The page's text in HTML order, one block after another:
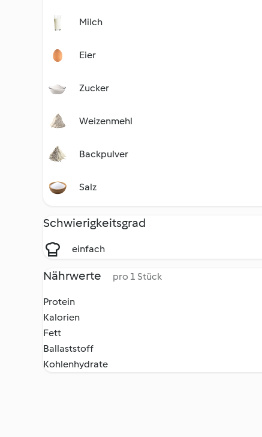
Milch
Eier
Zucker
Weizenmehl
Backpulver
Salz
Schwierigkeitsgrad
einfach
Nährwerte pro 1 Stück
Protein
Kalorien
Fett
Ballaststoff
Kohlenhydrate